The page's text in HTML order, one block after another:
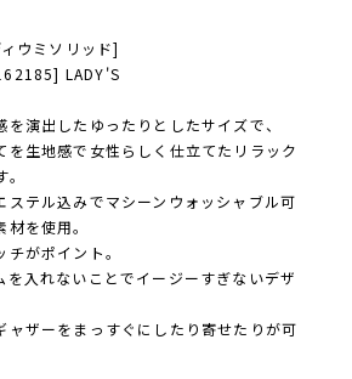
ウミソリッド]
LADY'S
演出したゆったりとしたサイズで、
を生地感で女性らしく仕立てたリラック
ステル込みでマシーンウォッシャブル可
を使用。
がポイント。
を入れないことでイージーすぎないデザ
ャザーをまっすぐにしたり寄せたりが可